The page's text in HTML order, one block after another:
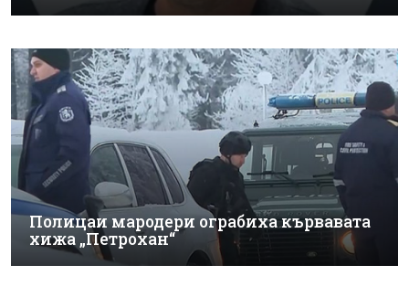
Полицаи мародери ограбиха кървавата
хижа „Петрохан“